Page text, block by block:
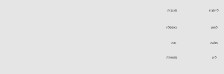
נאפפליו לוזאן
סגוביה
מלגה
לייפציג
מטאורה
וינה
ליון